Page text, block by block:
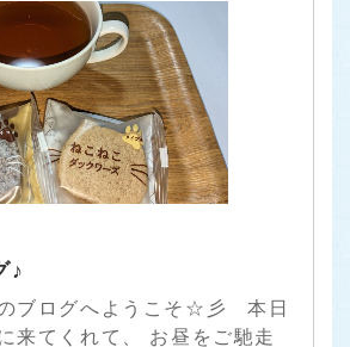
♪
ブログへようこそ☆彡 本日
来てくれて、 お昼をご馳走